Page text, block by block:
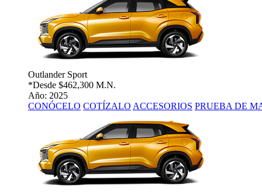
Outlander Sport
*Desde $462,300 M.N.
Año: 2025
CONÓCELO COTÍZALO ACCESORIOS PRUEBA DE